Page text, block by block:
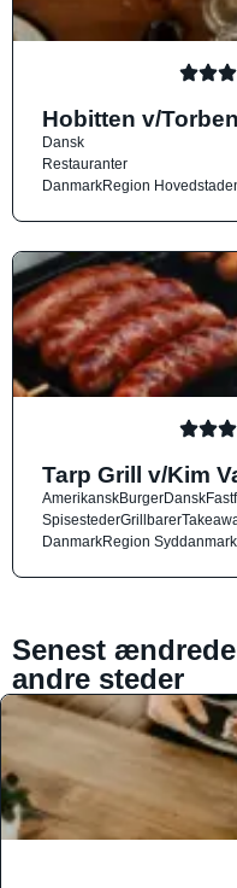
Hobitten v/
Dansk
Restauranter
DanmarkRegion
Tarp Grill v/Kim
AmerikanskBurgerDansk
SpisestederGrillbarer
DanmarkRegion Syddanmark
Senest
andre steder